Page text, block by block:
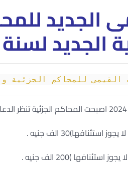
الجديد
الجديد لسنة
القيمى للمحاكم الجزئية
الف جنيه .
)200 الف جنيه .